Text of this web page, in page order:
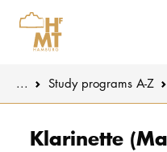
You are here:
... Study programs A-Z
Klarinette